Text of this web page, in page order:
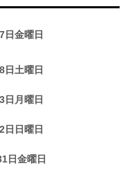
日金曜日
日土曜日
日月曜日
日日曜日
日金曜日